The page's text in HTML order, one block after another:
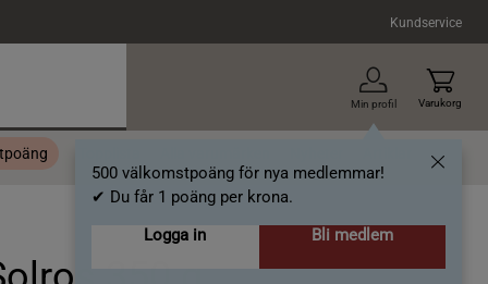
Kundservice
Min profil
500 välkomstpoäng för nya medlemmar!
✔ Du får 1 poäng per krona.
Logga in
Bli medlem
Varukorg